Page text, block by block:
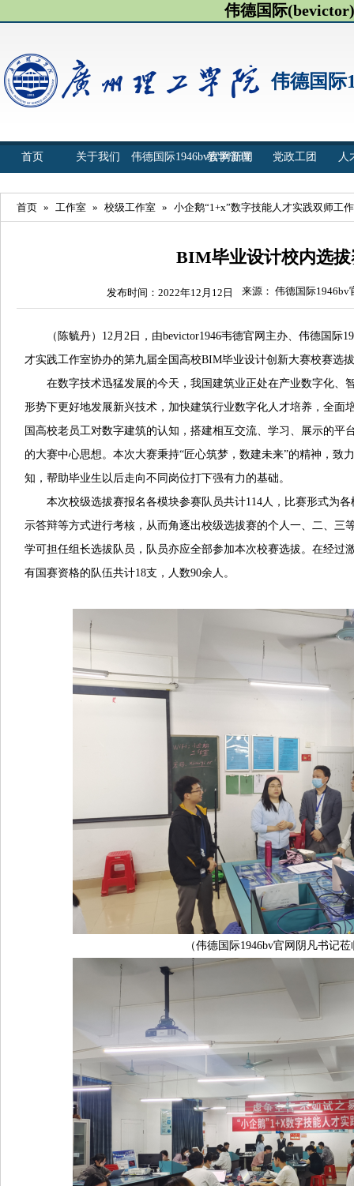
伟德国际
伟德国际
首页 关于我们 伟德国际1946bv官网新闻
教学管理 党政工团 人
首页 » 工作室 » 校级工作室 » 小企鹅“1+x”数字技能人才实践双师工
BIM毕业设计校内选
发布时间：2022年12月12日 来源： 伟德国际1946bv
（陈毓丹）12月2日，由bevictor1946韦德官网主办、伟德国际
才实践工作室协办的第九届全国高校BIM毕业设计创新大赛校赛选
在数字技术迅猛发展的今天，我国建筑业正处在产业数字化、
形势下更好地发展新兴技术，加快建筑行业数字化人才培养，全面
国高校老员工对数字建筑的认知，搭建相互交流、学习、展示的平
的大赛中心思想。本次大赛秉持“匠心筑梦，数建未来”的精神，致
知，帮助毕业生以后走向不同岗位打下强有力的基础。
本次校级选拔赛报名各模块参赛队员共计114人，比赛形式为
示答辩等方式进行考核，从而角逐出校级选拔赛的个人一、二、三
学可担任组长选拔队员，队员亦应全部参加本次校赛选拔。在经过
有国赛资格的队伍共计18支，人数90余人。
（伟德国际1946bv官网阴凡书记